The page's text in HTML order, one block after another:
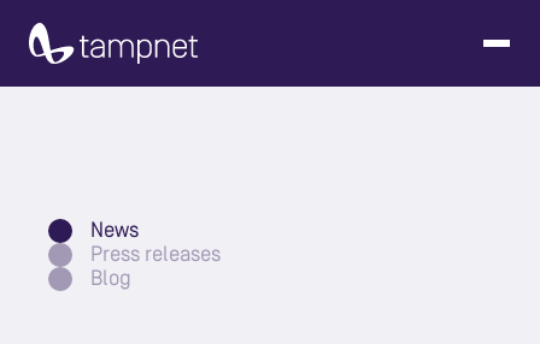
News
Press releases
Blog